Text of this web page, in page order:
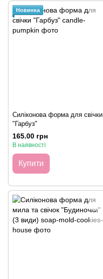
Новинка
Силіконова форма для свічки
"Гарбуз"
165.00 грн
В наявності
Купити